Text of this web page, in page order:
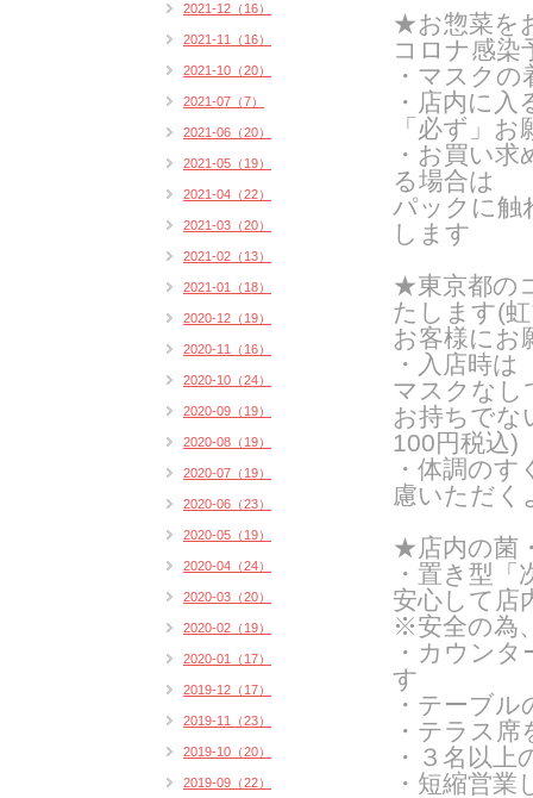
★お惣菜を
コロナ感染
・マスク
・店内に
「必ず」
・お買い
る場合は
パックに触
します
★東京都の
たします(
お客様にお
・入店時
マスクなし
お持ちでな
100円税込)
・体調の
慮いただく
★店内の菌
・置き型
安心して店
※安全の為
・カウン
す
・テーブ
・テラス
・３名以
・短縮営業
2021-12（16）
2021-11（16）
2021-10（20）
2021-07（7）
2021-06（20）
2021-05（19）
2021-04（22）
2021-03（20）
2021-02（13）
2021-01（18）
2020-12（19）
2020-11（16）
2020-10（24）
2020-09（19）
2020-08（19）
2020-07（19）
2020-06（23）
2020-05（19）
2020-04（24）
2020-03（20）
2020-02（19）
2020-01（17）
2019-12（17）
2019-11（23）
2019-10（20）
2019-09（22）